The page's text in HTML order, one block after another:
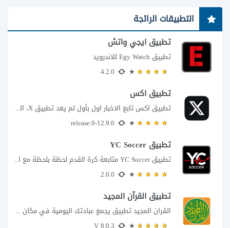
التطبيقات الرائجة
تطبيق ايجي واتش
تطبيق Egy Watch للاندرويد
تطبيق اكس
تطبيق اكس تابع الاخبار اول بأول لم يعد تطبيق X، المعروف سابقا باسم تويتر،...
تطبيق YC Soccer
تطبيق YC Soccer متابعة كرة القدم لحظة بلحظة مع اقتراب مباراة مصر والأرجنتين في...
تطبيق القرآن المجيد
القران المجيد تطبيق يجمع عبادتك اليومية في مكان واحد إذا كنت تبحث عن تطبيق...